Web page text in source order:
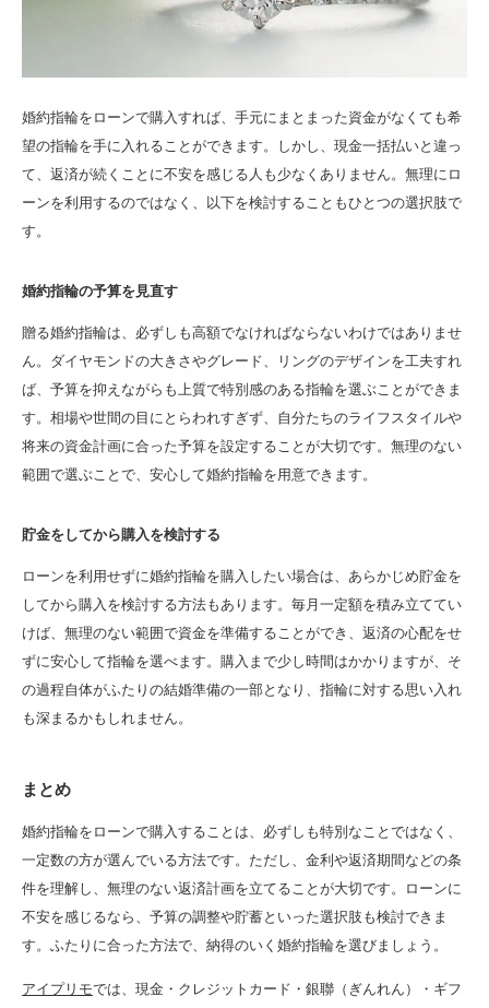
婚約指輪をローンで購入すれば、手元にまとまった資金がなくても希
望の指輪を手に入れることができます。しかし、現金一括払いと違っ
て、返済が続くことに不安を感じる人も少なくありません。無理にロ
ーンを利用するのではなく、以下を検討することもひとつの選択肢で
す。
婚約指輪の予算を見直す
贈る婚約指輪は、必ずしも高額でなければならないわけではありませ
ん。ダイヤモンドの大きさやグレード、リングのデザインを工夫すれ
ば、予算を抑えながらも上質で特別感のある指輪を選ぶことができま
す。相場や世間の目にとらわれすぎず、自分たちのライフスタイルや
将来の資金計画に合った予算を設定することが大切です。無理のない
範囲で選ぶことで、安心して婚約指輪を用意できます。
貯金をしてから購入を検討する
ローンを利用せずに婚約指輪を購入したい場合は、あらかじめ貯金を
してから購入を検討する方法もあります。毎月一定額を積み立ててい
けば、無理のない範囲で資金を準備することができ、返済の心配をせ
ずに安心して指輪を選べます。購入まで少し時間はかかりますが、そ
の過程自体がふたりの結婚準備の一部となり、指輪に対する思い入れ
も深まるかもしれません。
まとめ
婚約指輪をローンで購入することは、必ずしも特別なことではなく、
一定数の方が選んでいる方法です。ただし、金利や返済期間などの条
件を理解し、無理のない返済計画を立てることが大切です。ローンに
不安を感じるなら、予算の調整や貯蓄といった選択肢も検討できま
す。ふたりに合った方法で、納得のいく婚約指輪を選びましょう。
アイプリモでは、現金・クレジットカード・銀聯（ぎんれん）・ギフ